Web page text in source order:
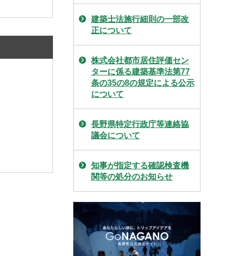
建築士法施行細則の一部改
正について
株式会社都市居住評価セン
ターに係る建築基準法第77
条の35の8の規定による公示
について
長野県特定行政庁等連絡協
議会について
知事が指定する確認検査機
関等の処分のお知らせ